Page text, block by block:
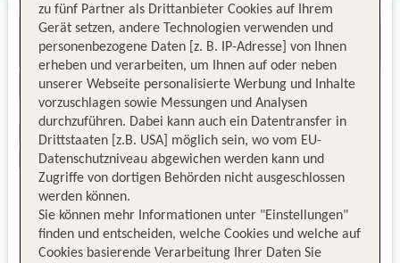
zu fünf Partner als Drittanbieter Cookies auf Ihrem
Gerät setzen, andere Technologien verwenden und
personenbezogene Daten [z. B. IP-Adresse] von Ihnen
erheben und verarbeiten, um Ihnen auf oder neben
unserer Webseite personalisierte Werbung und Inhalte
vorzuschlagen sowie Messungen und Analysen
durchzuführen. Dabei kann auch ein Datentransfer in
Drittstaaten [z.B. USA] möglich sein, wo vom EU-
Datenschutzniveau abgewichen werden kann und
Zugriffe von dortigen Behörden nicht ausgeschlossen
werden können.
Sie können mehr Informationen unter "Einstellungen"
finden und entscheiden, welche Cookies und welche auf
Cookies basierende Verarbeitung Ihrer Daten Sie